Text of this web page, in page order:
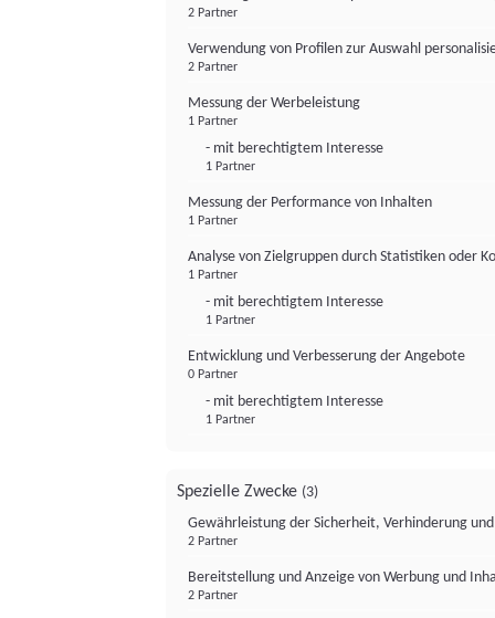
2 Partner
Verwendung von Profilen zur Auswahl
2 Partner
Messung der Werbeleistung
1 Partner
- mit berechtigtem Interesse
1 Partner
Messung der Performance von Inhalten
1 Partner
Analyse von Zielgruppen durch Statistiken oder
1 Partner
- mit berechtigtem Interesse
1 Partner
Entwicklung und Verbesserung der Angebote
0 Partner
- mit berechtigtem Interesse
1 Partner
Spezielle Zwecke (3)
Gewährleistung der Sicherheit, Verhinderung
2 Partner
Bereitstellung und Anzeige von Werbung und
2 Partner